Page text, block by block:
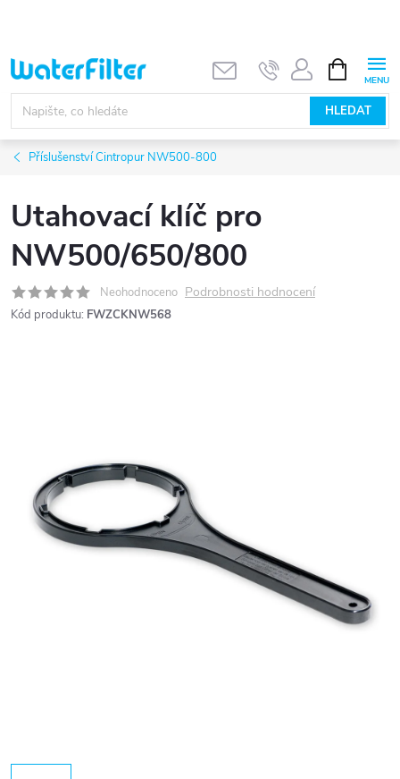
obsah
HLEDAT
NÁKUPNÍ
KOŠÍK
Příslušenství Cintropur NW500-800
Utahovací klíč pro
NW500/650/800
Neohodnoceno Podrobnosti hodnocení
Kód produktu: FWZCKNW568